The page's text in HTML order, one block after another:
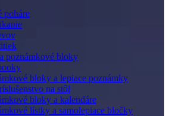
poháre
poznámkové bloky
bloky a lepiace poznámky
na stôl
bloky a kalendáre
lístky a samolepiace bločky